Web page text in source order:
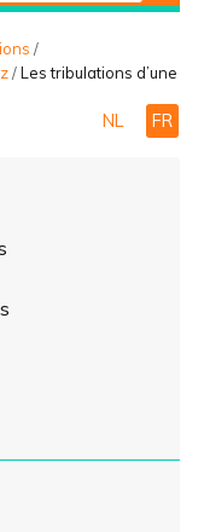
/
/Les tribulations d’une
NL FR